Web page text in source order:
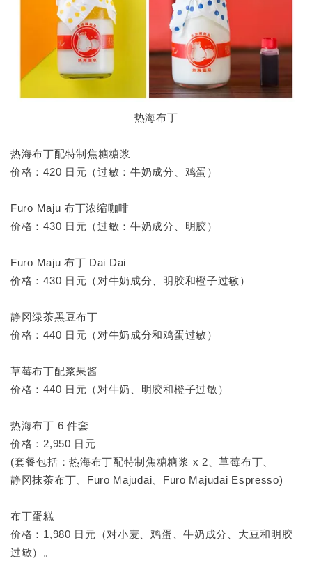
热海布丁
热海布丁配特制焦糖糖浆
价格：420 日元（过敏：牛奶成分、鸡蛋）
Furo Maju 布丁浓缩咖啡
价格：430 日元（过敏：牛奶成分、明胶）
Furo Maju 布丁 Dai Dai
价格：430 日元（对牛奶成分、明胶和橙子过敏）
静冈绿茶黑豆布丁
价格：440 日元（对牛奶成分和鸡蛋过敏）
草莓布丁配浆果酱
价格：440 日元（对牛奶、明胶和橙子过敏）
热海布丁 6 件套
价格：2,950 日元
(套餐包括：热海布丁配特制焦糖糖浆 x 2、草莓布丁、
静冈抹茶布丁、Furo Majudai、Furo Majudai Espresso)
布丁蛋糕
价格：1,980 日元（对小麦、鸡蛋、牛奶成分、大豆和明胶
过敏）。